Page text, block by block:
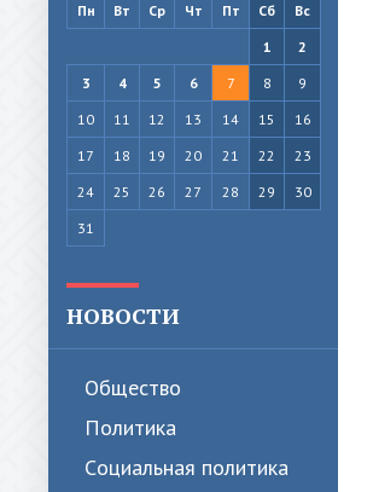
Пн
Вт Ср Чт Пт Сб
Вс
1
2
3
4 5 6 7 8
9
10
11 12 13 14 15
16
17
18 19 20 21 22
23
24
25 26 27 28 29
30
31
НОВОСТИ
Общество
Политика
Cоциальная политика